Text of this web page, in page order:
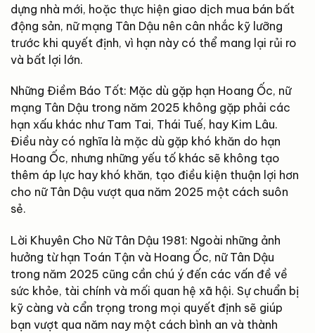
dựng nhà mới, hoặc thực hiện giao dịch mua bán bất
động sản, nữ mạng Tân Dậu nên cân nhắc kỹ lưỡng
trước khi quyết định, vì hạn này có thể mang lại rủi ro
và bất lợi lớn.
Những Điềm Báo Tốt: Mặc dù gặp hạn Hoang Ốc, nữ
mạng Tân Dậu trong năm 2025 không gặp phải các
hạn xấu khác như Tam Tai, Thái Tuế, hay Kim Lâu.
Điều này có nghĩa là mặc dù gặp khó khăn do hạn
Hoang Ốc, nhưng những yếu tố khác sẽ không tạo
thêm áp lực hay khó khăn, tạo điều kiện thuận lợi hơn
cho nữ Tân Dậu vượt qua năm 2025 một cách suôn
sẻ.
Lời Khuyên Cho Nữ Tân Dậu 1981: Ngoài những ảnh
hưởng từ hạn Toán Tận và Hoang Ốc, nữ Tân Dậu
trong năm 2025 cũng cần chú ý đến các vấn đề về
sức khỏe, tài chính và mối quan hệ xã hội. Sự chuẩn bị
kỹ càng và cẩn trọng trong mọi quyết định sẽ giúp
bạn vượt qua năm nay một cách bình an và thành